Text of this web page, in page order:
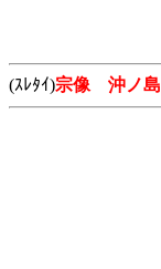
(ｽﾚﾀｲ)宗像 沖ノ島